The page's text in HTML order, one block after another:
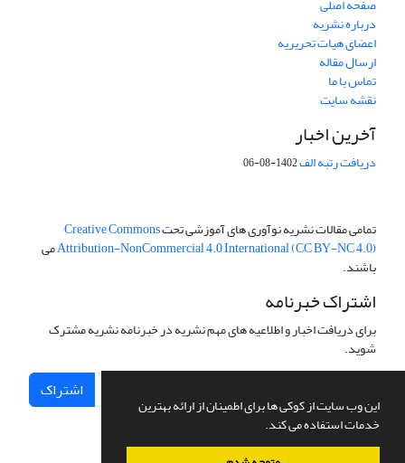
این وب سایت از کوکی ها برای اطمینان از ارائه بهترین
خدمات استفاده می کند.
صفحه اصلی
درباره نشریه
اعضای هیات تحریریه
ارسال مقاله
تماس با ما
نقشه سایت
آخرین اخبار
دریافت رتبه الف1402-08-06
تمامی مقالات نشریه نوآوری های آموزشی تحتCreative Commons
Attribution-NonCommercial 4.0 International (CC BY-NC 4.0)می
باشند.
اشتراک خبرنامه
برای دریافت اخبار و اطلاعیه های مهم نشریه در خبرنامه نشریه مشترک
شوید.
اشتراک